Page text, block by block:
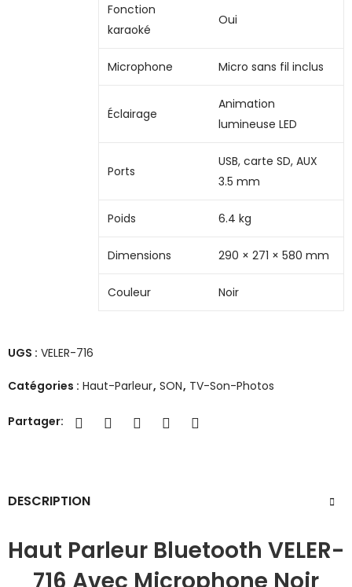
Fonction
karaoké
Oui
Microphone Micro sans fil inclus
Éclairage
Animation
lumineuse LED
Ports
USB, carte SD, AUX
3.5 mm
Poids 6.4 kg
Dimensions 290 × 271 × 580 mm
Couleur Noir
UGS : VELER-716
Catégories : Haut-Parleur, SON, TV-Son-Photos
Partager:
DESCRIPTION
Haut Parleur Bluetooth VELER-